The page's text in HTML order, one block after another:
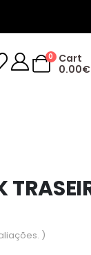
0
Cart
0.00€
)